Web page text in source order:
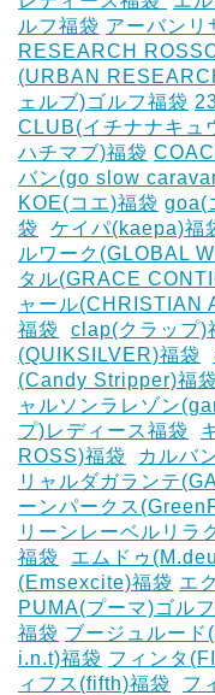
ルフ福袋 アーバンリ
RESEARCH
(URBAN
ェルブ)ゴルフ福袋
CLUB(イチナナキュ
ハチマブ)福袋
バン(go slow
KOE(コエ)福袋 goa(
袋
ケイパ(kaepa)福
ルワーク(GLOBAL
タル(GRACE
ャール(CHRISTIAN
福袋
clap(クラップ)
(QUIKSILVER)福袋
(Candy Stripper)福袋
ャルソンラレゾン
プ)レディース福袋
ROSS)福袋
カルバ
リャルダガランテ
ーンパークス
リーンレーベルリラ
福袋
エムドゥ
(Emsexcite)福袋 エ
PUMA(プーマ)ゴル
福袋 ブージュルー
i.n.t)福袋 フィンタ
ィフス(fifth)福袋
フ